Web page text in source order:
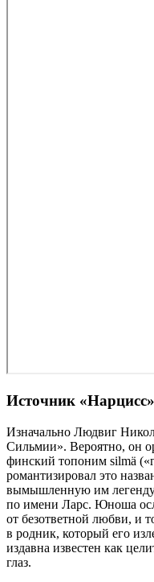
Источник «Нарцисс»
Изначально Людвиг
Сильмии». Вероятно, он
финский топоним silmä
романтизировал это
вымышленную им
по имени Ларс. Юноша
от безответной любви, и
в родник, который его
издавна известен как
глаз.